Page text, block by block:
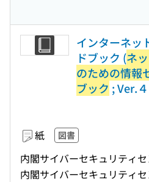
インターネッ
ドブック (ネ
のための情報
ブック ; Ver.
紙 図書
内閣サイバーセキュリティ
内閣サイバーセキュリティ